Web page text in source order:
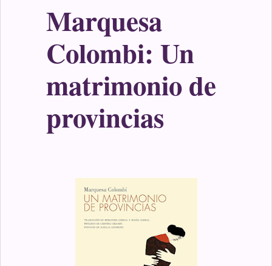
Marquesa
Colombi: Un
matrimonio de
provincias